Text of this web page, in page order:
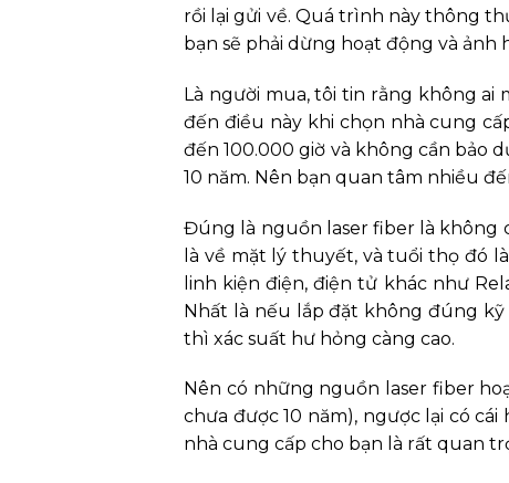
rồi lại gửi về. Quá trình này thông
bạn sẽ phải dừng hoạt động và
Là người mua, tôi tin rằng không ai
đến điều này khi chọn nhà cung
đến 100.000 giờ và không cần bảo
10 năm. Nên bạn quan tâm nhiều
Đúng là nguồn laser fiber là không
là về mặt lý thuyết, và tuổi thọ đó
linh kiện điện, điện tử khác như
Nhất là nếu lắp đặt không đúng
thì xác suất hư hỏng càng cao.
Nên có những nguồn laser fiber
chưa được 10 năm), ngược lại có
nhà cung cấp cho bạn là rất quan